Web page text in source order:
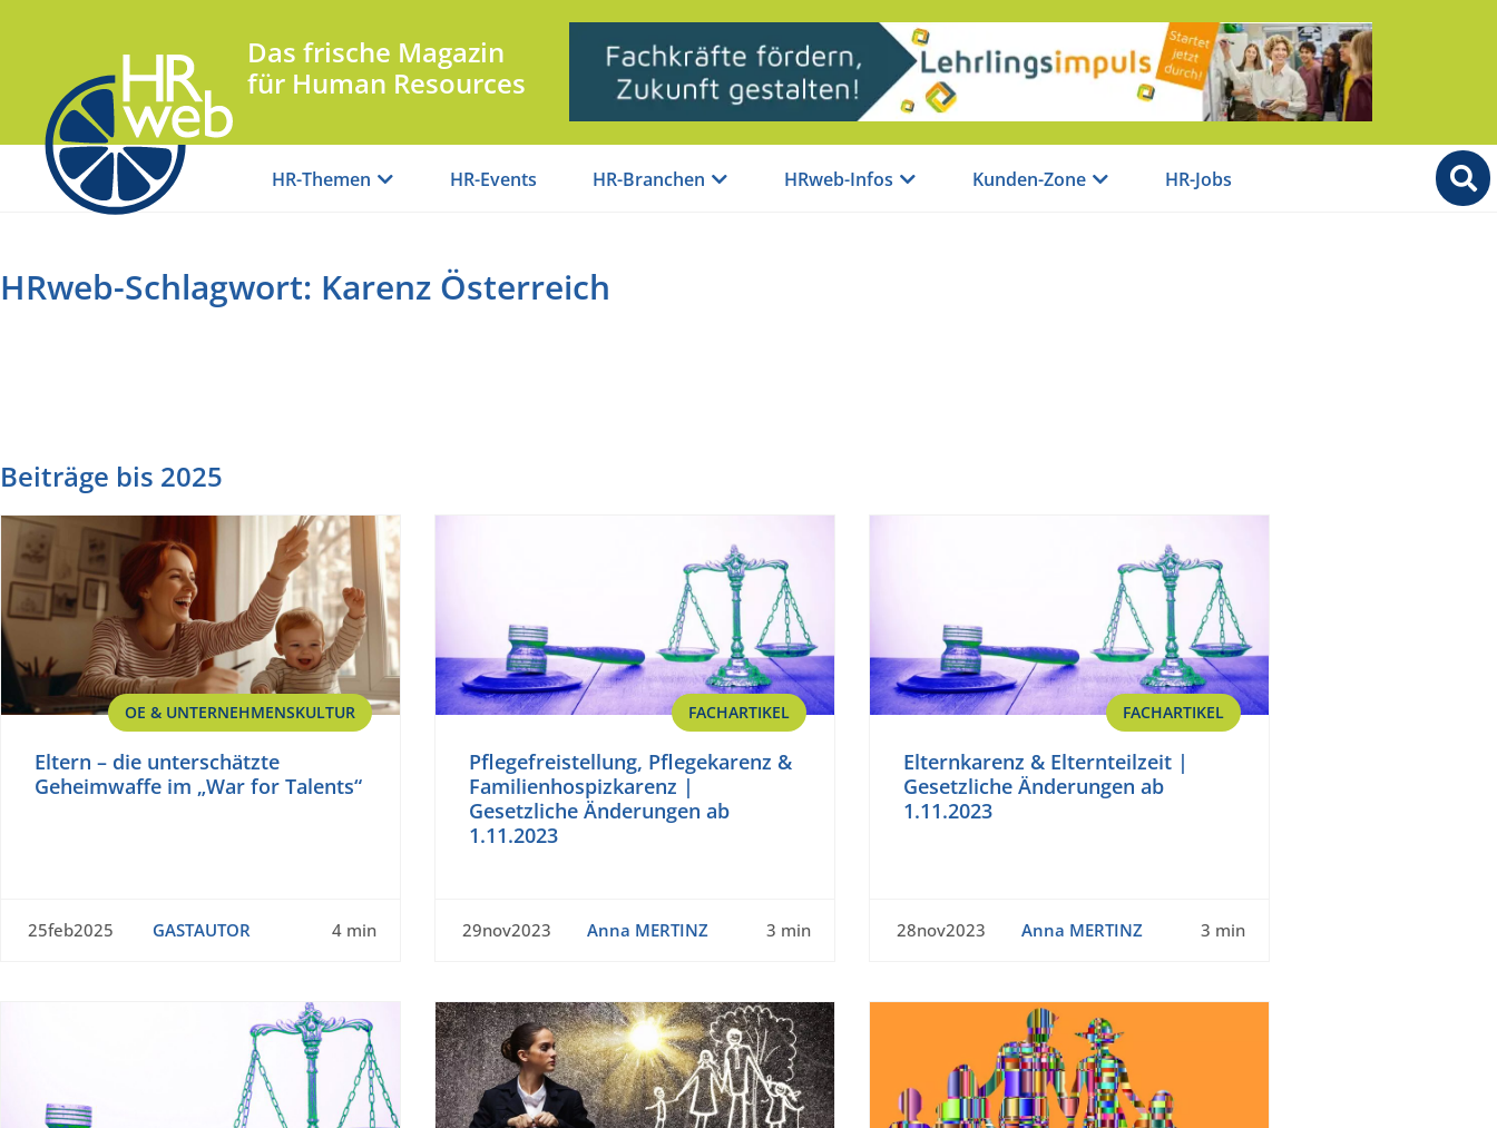
Das frische Magazin
für Human Resources
HR-Themen HR-Events HR-Branchen HRweb-Infos Kunden-Zone HR-Jobs
HRweb-Schlagwort: Karenz Österreich
Beiträge bis 2025
OE & UNTERNEHMENSKULTUR
Eltern – die unterschätzte
Geheimwaffe im „War for Talents“
25feb2025 GASTAUTOR 4 min
FACHARTIKEL
Pflegefreistellung, Pflegekarenz &
Familienhospizkarenz |
Gesetzliche Änderungen ab
1.11.2023
29nov2023 Anna MERTINZ 3 min
FACHARTIKEL
Elternkarenz & Elternteilzeit |
Gesetzliche Änderungen ab
1.11.2023
28nov2023 Anna MERTINZ 3 min